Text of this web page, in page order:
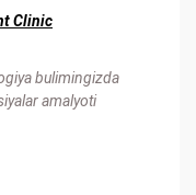
Clinic
bulimingizda
amalyoti